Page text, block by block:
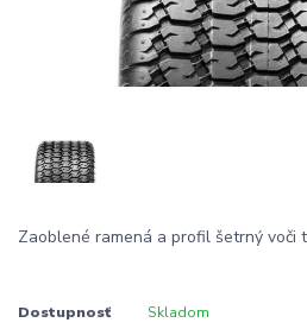
Zaoblené ramená a profil šetrný voči
Dostupnosť Skladom